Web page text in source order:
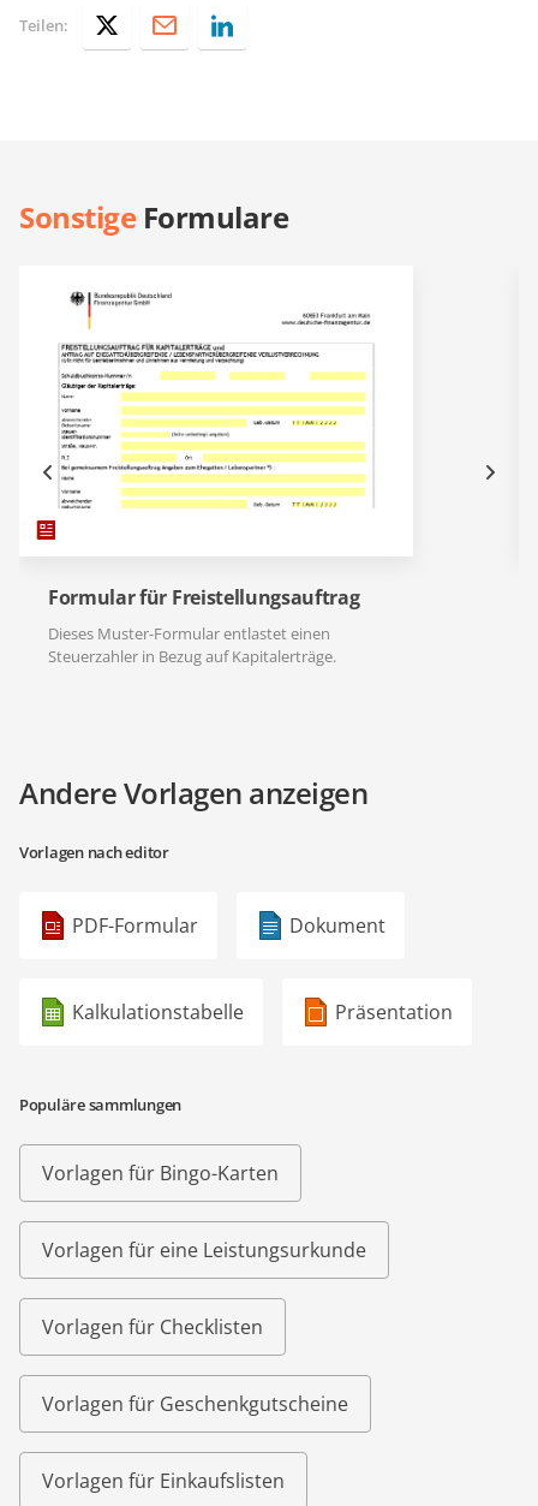
Teilen:
SonstigeFormulare
Formular für Freistellungsauftrag
Dieses Muster-Formular entlastet einen
Steuerzahler in Bezug auf Kapitalerträge.
Andere Vorlagen anzeigen
Vorlagen nach editor
PDF-Formular Dokument
Kalkulationstabelle Präsentation
Populäre sammlungen
Vorlagen für Bingo-Karten
Vorlagen für eine Leistungsurkunde
Vorlagen für Checklisten
Vorlagen für Geschenkgutscheine
Vorlagen für Einkaufslisten